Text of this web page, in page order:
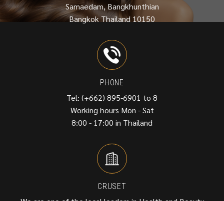
Samaedam, Bangkhunthian
Bangkok Thailand 10150
PHONE
Tel: (+662) 895-6901 to 8
Working hours Mon - Sat
8:00 - 17:00 in Thailand
CRUSET